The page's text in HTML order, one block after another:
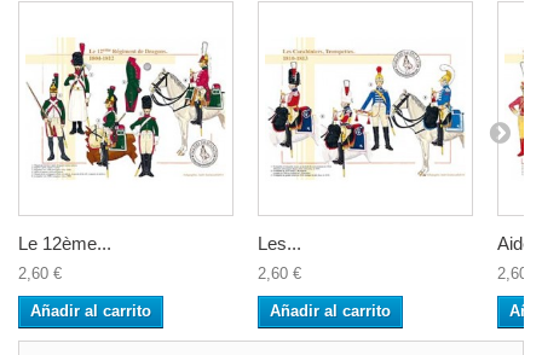
Le 12ème...
2,60 €
Añadir al carrito
Les...
2,60 €
Añadir al carrito
Aide
2,60 €